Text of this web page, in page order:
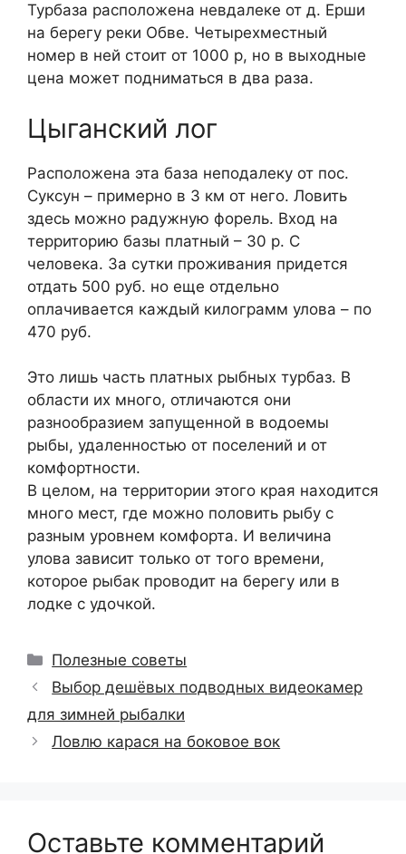
Турбаза расположена невдалеке от д. Ерши
на берегу реки Обве. Четырехместный
номер в ней стоит от 1000 р, но в выходные
цена может подниматься в два раза.
Цыганский лог
Расположена эта база неподалеку от пос.
Суксун – примерно в 3 км от него. Ловить
здесь можно радужную форель. Вход на
территорию базы платный – 30 р. С
человека. За сутки проживания придется
отдать 500 руб. но еще отдельно
оплачивается каждый килограмм улова – по
470 руб.
Это лишь часть платных рыбных турбаз. В
области их много, отличаются они
разнообразием запущенной в водоемы
рыбы, удаленностью от поселений и от
комфортности.
В целом, на территории этого края находится
много мест, где можно половить рыбу с
разным уровнем комфорта. И величина
улова зависит только от того времени,
которое рыбак проводит на берегу или в
лодке с удочкой.
Рубрики
Полезные советы
Выбор дешёвых подводных видеокамер
для зимней рыбалки
Ловлю карася на боковое вок
Оставьте комментарий